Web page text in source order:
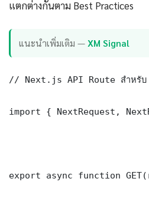
แตกต่างกันตาม Best Practices
แนะนำเพิ่มเติม —XM Signal
// Next.js API Route สำหรับ
import { NextRequest,
export async function